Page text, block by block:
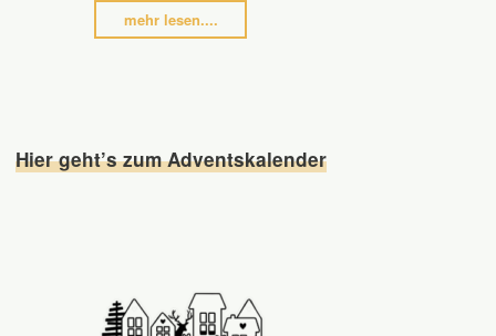
mehr lesen....
–
Hier geht’s zum Adventskalender